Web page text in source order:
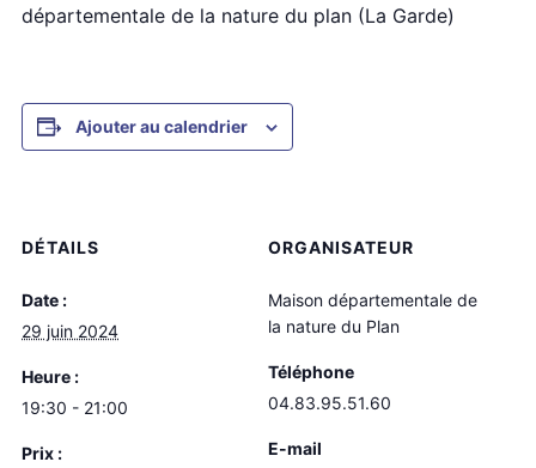
départementale de la nature du plan (La Garde)
Ajouter au calendrier
DÉTAILS
Date :
29 juin 2024
Heure :
19:30 - 21:00
Prix :
ORGANISATEUR
Maison départementale de
la nature du Plan
Téléphone
04.83.95.51.60
E-mail